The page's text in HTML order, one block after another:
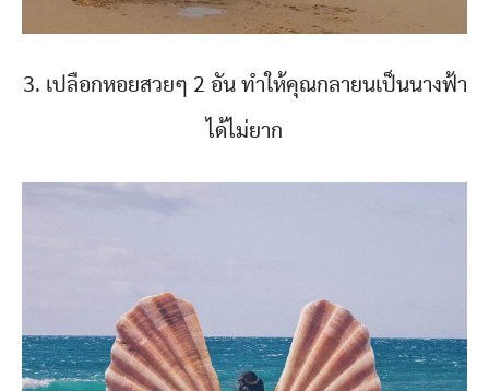
3. เปลือกหอยสวยๆ 2 อัน ทำให้คุณกลายนเป็นนางฟ้า
ได้ไม่ยาก